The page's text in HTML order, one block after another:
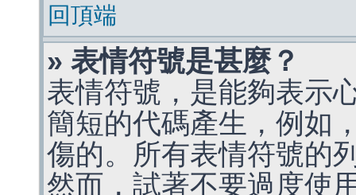
回頂端
» 表情符號是甚麼？
表情符號，是能夠表示
簡短的代碼產生，例如
傷的。所有表情符號的
然而，試著不要過度使